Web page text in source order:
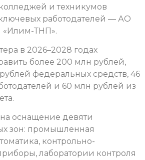
и техникумов
работодателей — АО
«Илим-ТНП».
в 2026–2028 годах
более 200 млн рублей,
федеральных средств, 46
и 60 млн рублей из
оснащение девяти
зон: промышленная
контрольно-
лаборатории контроля